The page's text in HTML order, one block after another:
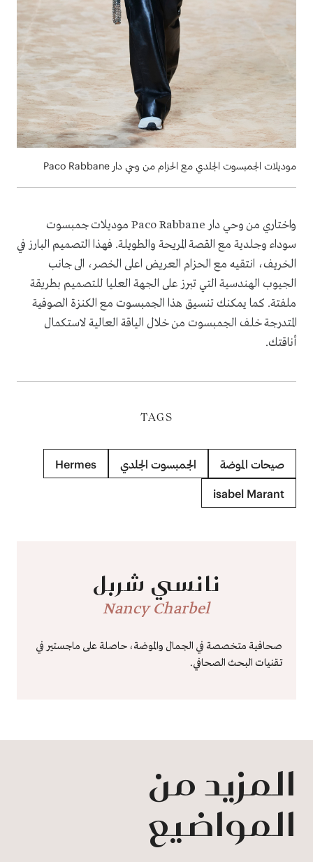
موديلات الجمبسوت الجلدي مع الحزام من وحي دار Paco Rabbane
واختاري من وحي دار Paco Rabbane موديلات جمبسوت
سوداء وجلدية مع القصة المريحة والطويلة. فهذا التصميم البارز في
الخريف، انتقيه مع الحزام العريض اعلى الخصر، الى جانب
الجيوب الهندسية التي تبرز على الجهة العليا للتصميم بطريقة
ملفتة. كما يمكنك تنسيق هذا الجمبسوت مع الكنزة الصوفية
المتدرجة خلف الجمبسوت من خلال الياقة العالية لاستكمال
أناقتك.
TAGS
صيحات الموضة الجمبسوت الجلدي Hermes
isabel Marant
نانسي شربل
Nancy Charbel
صحافية متخصصة في الجمال والموضة، حاصلة على ماجستير في
تقنيات البحث الصحافي.
المزيد من
المواضيع